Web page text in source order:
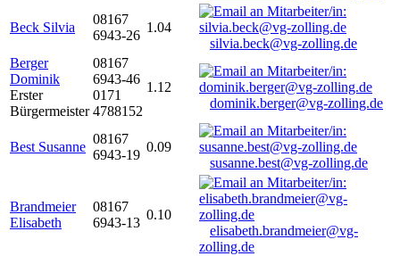
Beck Silvia
08167
6943-26
1.04
silvia.beck@vg-zolling.de
Berger
Dominik
Erster
Bürgermeister
08167
6943-46
0171
4788152
1.12
dominik.berger@vg-zolling.de
Best Susanne
08167
6943-19
0.09
susanne.best@vg-zolling.de
Brandmeier
Elisabeth
08167
6943-13
0.10
elisabeth.brandmeier@vg-
zolling.de